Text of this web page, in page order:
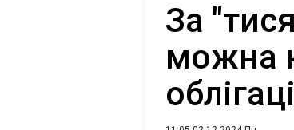
За
можна